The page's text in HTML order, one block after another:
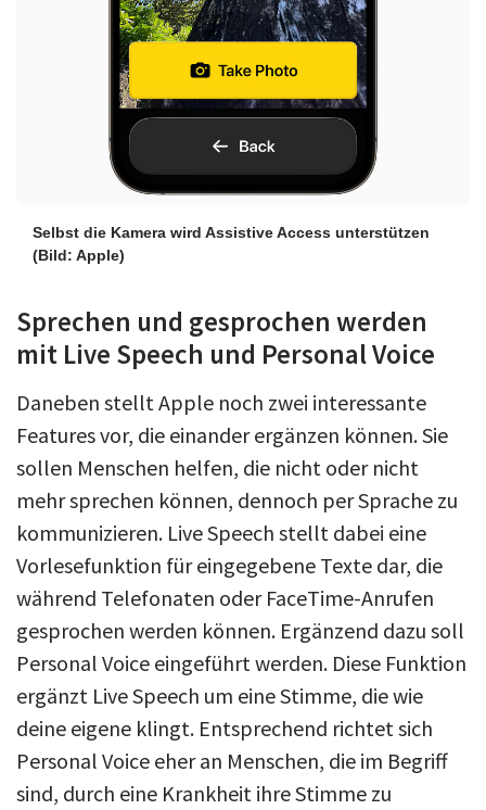
Selbst die Kamera wird Assistive Access unterstützen
(Bild: Apple)
Sprechen und gesprochen werden
mit Live Speech und Personal Voice
Daneben stellt Apple noch zwei interessante
Features vor, die einander ergänzen können. Sie
sollen Menschen helfen, die nicht oder nicht
mehr sprechen können, dennoch per Sprache zu
kommunizieren. Live Speech stellt dabei eine
Vorlesefunktion für eingegebene Texte dar, die
während Telefonaten oder FaceTime-Anrufen
gesprochen werden können. Ergänzend dazu soll
Personal Voice eingeführt werden. Diese Funktion
ergänzt Live Speech um eine Stimme, die wie
deine eigene klingt. Entsprechend richtet sich
Personal Voice eher an Menschen, die im Begriff
sind, durch eine Krankheit ihre Stimme zu